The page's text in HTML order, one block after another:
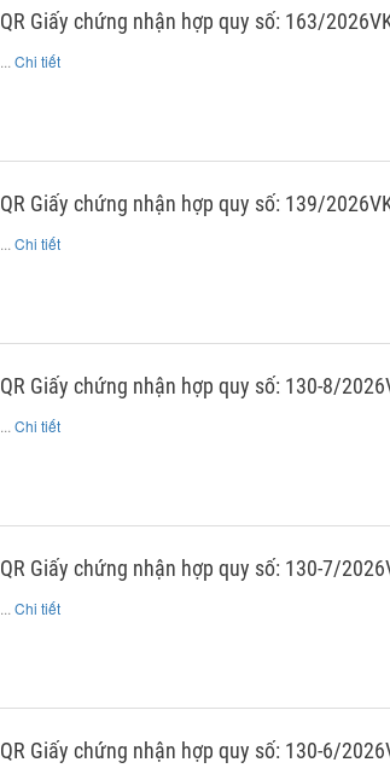
QR Giấy chứng nhận hợp quy số: 163/
... Chi tiết
QR Giấy chứng nhận hợp quy số: 139/
... Chi tiết
QR Giấy chứng nhận hợp quy số: 130-8/
... Chi tiết
QR Giấy chứng nhận hợp quy số: 130-7/
... Chi tiết
QR Giấy chứng nhận hợp quy số: 130-6/